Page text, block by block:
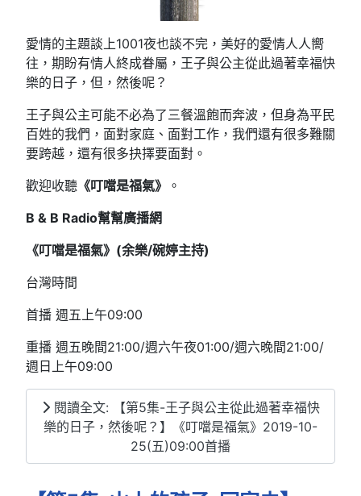
愛情的主題談上1001夜也談不完，美好的愛情人人嚮
往，期盼有情人終成眷屬，王子與公主從此過著幸福快
樂的日子，但，然後呢？
王子與公主可能不必為了三餐溫飽而奔波，但身為平民
百姓的我們，面對家庭、面對工作，我們還有很多難關
要跨越，還有很多抉擇要面對。
歡迎收聽 《叮噹是福氣》
。
B & B Radio幫幫廣播網
《叮噹是福氣》(余樂/碗婷主持)
台灣時間
首播 週五上午09:00
重播 週五晚間21:00/週六午夜01:00/週六晚間21:00/
週日上午09:00
閱讀全文: 【第5集-王子與公主從此過著幸福快
樂的日子，然後呢？】《叮噹是福氣》2019-10-
25(五)09:00首播